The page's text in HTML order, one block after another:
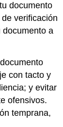
documento
verificación
documento a
con tacto y
y evitar
ofensivos.
temprana,